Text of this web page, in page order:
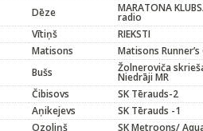
Dēze MARATONA
radio
Vītiņš
RIEKSTI
Matisons
Matisons
Bušs Žolneroviča
Niedrāji MR
Čibisovs
SK Tērauds-2
Aņikejevs
SK Tērauds -1
Ozoliņš
SK Metroons/